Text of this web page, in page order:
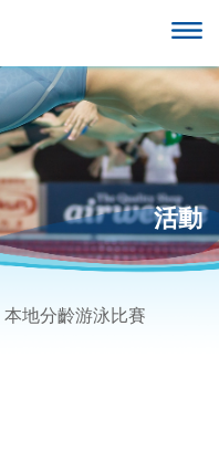
活動
本地分齡游泳比賽